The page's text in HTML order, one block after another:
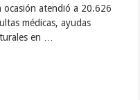
ocasión atendió a 20.626
médicas, ayudas
en …